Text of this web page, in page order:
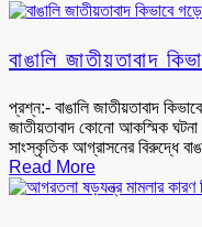
বাঙালি জাতীয়তাবাদ
প্রশ্ন:- বাঙালি জাতীয়তাবাদ
জাতীয়তাবাদ কোনো আকস্মিক ঘটনা
সাংস্কৃতিক আগ্রাসনের বিরুদ্ধে
Read More